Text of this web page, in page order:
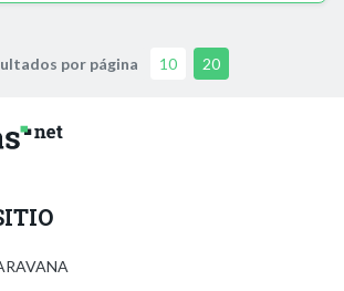
por página 10 20